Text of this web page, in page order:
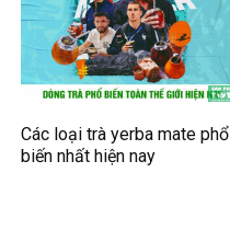
Các loại trà yerba mate phổ
biến nhất hiện nay